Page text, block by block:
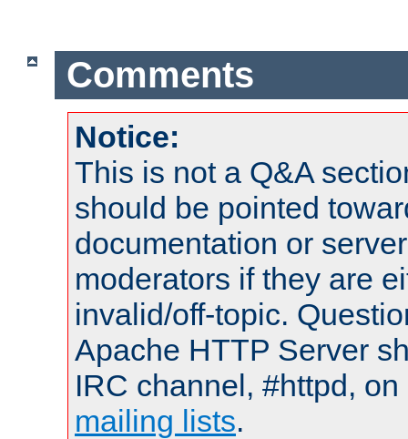
Comments
Notice:
This is not a Q&A
should be pointed
documentation or
moderators if they are
invalid/off-topic.
Apache HTTP Server
IRC channel, #httpd,
mailing lists.